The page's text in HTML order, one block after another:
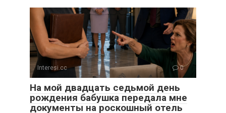
Interesi.cc 0
На мой двадцать седьмой день
рождения бабушка передала мне
документы на роскошный отель